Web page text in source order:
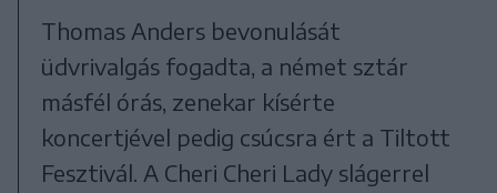
Thomas Anders bevonulását
üdvrivalgás fogadta, a német sztár
másfél órás, zenekar kísérte
koncertjével pedig csúcsra ért a Tiltott
Fesztivál. A Cheri Cheri Lady slágerrel